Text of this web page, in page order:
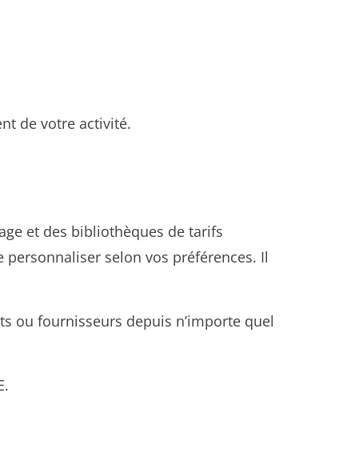
de votre activité.
et des bibliothèques de tarifs
selon vos préférences. Il
ou fournisseurs depuis n’importe quel